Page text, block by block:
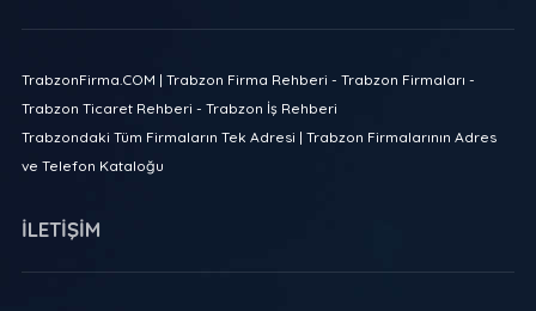
TrabzonFirma.COM | Trabzon Firma Rehberi - Trabzon Firmaları -
Trabzon Ticaret Rehberi - Trabzon İş Rehberi
Trabzondaki Tüm Firmaların Tek Adresi | Trabzon Firmalarının Adres
ve Telefon Kataloğu
İLETİŞİM